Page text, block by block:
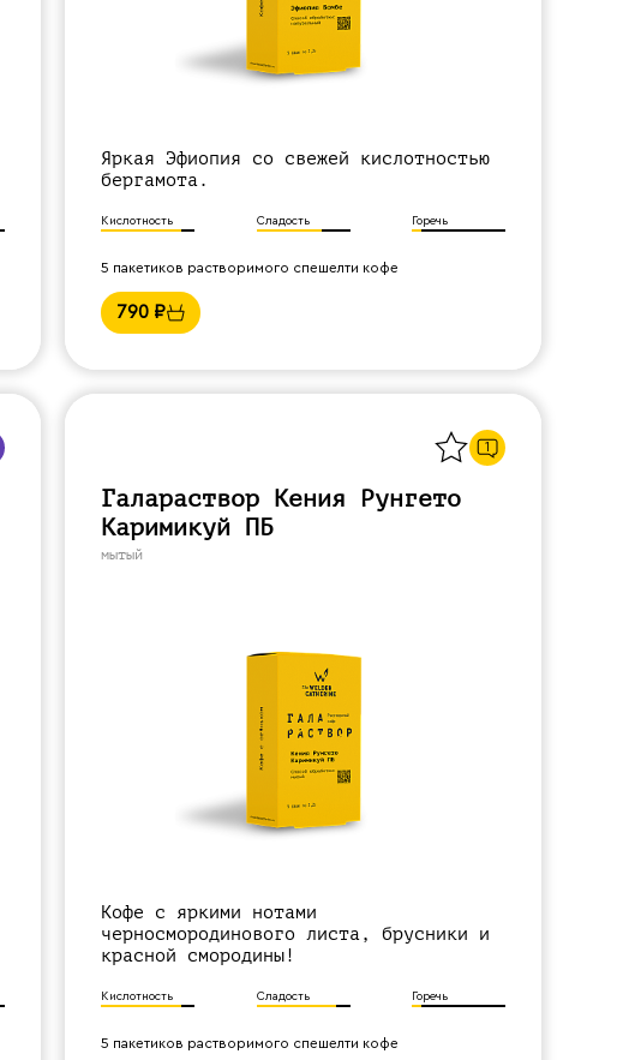
Яркая Эфиопия со свежей кислотностью
бергамота.
Кислотность Сладость Горечь
5 пакетиков растворимого спешелти кофе
790 ₽
1
Галараствор Кения Рунгето
Каримикуй ПБ
мытый
Кофе с яркими нотами
черносмородинового листа, брусники и
красной смородины!
Кислотность Сладость Горечь
5 пакетиков растворимого спешелти кофе